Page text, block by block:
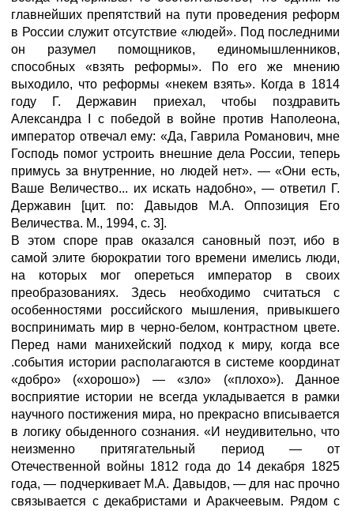
главнейших препятствий на пути проведения реформ
в России служит отсутствие «людей». Под последними
он разумел помощников, единомышленников,
способных «взять реформы». По его же мнению
выходило, что реформы «некем взять». Когда в 1814
году Г. Державин приехал, чтобы поздравить
Александра I с победой в войне против Наполеона,
император отвечал ему: «Да, Гаврила Романович, мне
Господь помог устроить внешние дела России, теперь
примусь за внутренние, но людей нет». — «Они есть,
Ваше Величество... их искать надобно», — ответил Г.
Державин [цит. по: Давыдов М.А. Оппозиция Его
Величества. М., 1994, с. 3].
В этом споре прав оказался сановный поэт, ибо в
самой элите бюрократии того времени имелись люди,
на которых мог опереться император в своих
преобразованиях. Здесь необходимо считаться с
особенностями российского мышления, привыкшего
воспринимать мир в черно-белом, контрастном цвете.
Перед нами манихейский подход к миру, когда все
.события истории располагаются в системе координат
«добро» («хорошо») — «зло» («плохо»). Данное
восприятие истории не всегда укладывается в рамки
научного постижения мира, но прекрасно вписывается
в логику обыденного сознания. «И неудивительно, что
неизменно притягательный период — от
Отечественной войны 1812 года до 14 декабря 1825
года, — подчеркивает М.А. Давыдов, — для нас прочно
связывается с декабристами и Аракчеевым. Рядом с